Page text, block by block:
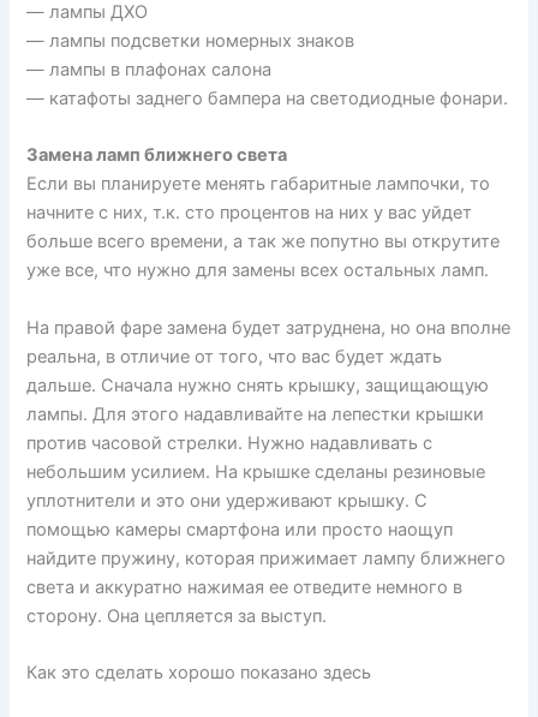
— лампы ДХО
— лампы подсветки номерных знаков
— лампы в плафонах салона
— катафоты заднего бампера на светодиодные фонари.
Замена ламп ближнего света
Если вы планируете менять габаритные лампочки, то
начните с них, т.к. сто процентов на них у вас уйдет
больше всего времени, а так же попутно вы открутите
уже все, что нужно для замены всех остальных ламп.
На правой фаре замена будет затруднена, но она вполне
реальна, в отличие от того, что вас будет ждать
дальше. Сначала нужно снять крышку, защищающую
лампы. Для этого надавливайте на лепестки крышки
против часовой стрелки. Нужно надавливать с
небольшим усилием. На крышке сделаны резиновые
уплотнители и это они удерживают крышку. С
помощью камеры смартфона или просто наощуп
найдите пружину, которая прижимает лампу ближнего
света и аккуратно нажимая ее отведите немного в
сторону. Она цепляется за выступ.
Как это сделать хорошо показано здесь